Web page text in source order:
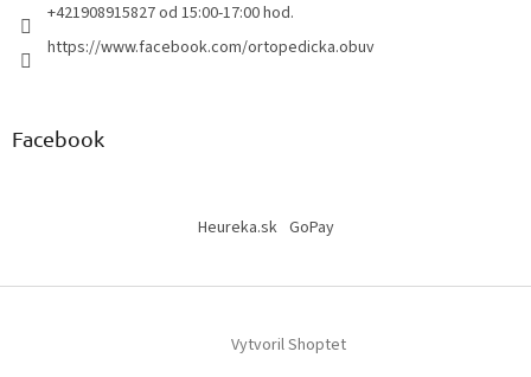
+421908915827 od 15:00-17:00 hod.
https://www.facebook.com/ortopedicka.obuv
Facebook
Heureka.sk GoPay
Vytvoril Shoptet